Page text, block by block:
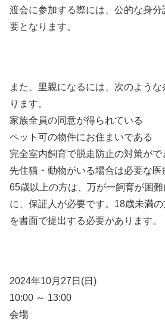
渡会に参加する際には、公的な身
要となります。
また、里親になるには、次のよう
ります。
家族全員の同意が得られている
ペット可の物件にお住まいである
完全室内飼育で脱走防止の対策がで
先住猫・動物がいる場合は必要な医
65歳以上の方は、万が一飼育が困
に、保証人が必要です。18歳未満
を書面で提出する必要があります。
2024年10月27日(日)
10:00 ～ 13:00
会場